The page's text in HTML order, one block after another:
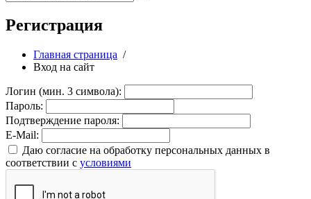
Регистрация
Главная страница /
Вход на сайт
Логин (мин. 3 символа):
Пароль:
Подтверждение пароля:
E-Mail:
Даю согласие на обработку персональных данных в
соответствии с условиями